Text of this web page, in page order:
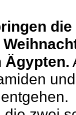
Ägypten.